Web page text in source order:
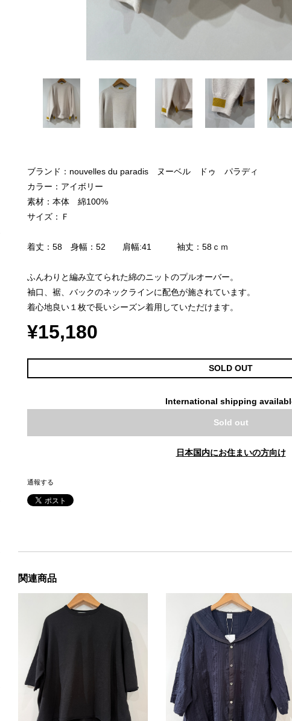
ブランド：nouvelles du paradis ヌーベル ドゥ パラディ
カラー：アイボリー
素材：本体 綿100%
サイズ：Ｆ
着丈：58 身幅：52 肩幅:41 袖丈：58ｃｍ
ふんわりと編み立てられた綿のニットのプルオーバー。
袖口、裾、バックのネックラインに配色が施されています。
着心地良い１枚で長いシーズン着用していただけます。
¥15,180
SOLD OUT
International shipping
Sold out
日本国内にお住まいの方向け
通報する
関連商品